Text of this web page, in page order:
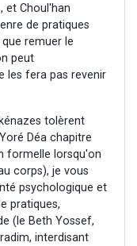
et Choul'han
de pratiques
remuer le
peut
les fera pas revenir
tolèrent
Déa chapitre
formelle lorsqu'on
corps), je vous
psychologique et
pratiques,
(le Beth Yossef,
interdisant